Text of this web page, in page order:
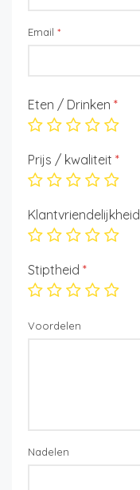
Email *
Eten / Drinken *
Prijs / kwaliteit *
Klantvriendelijkheid
Stiptheid *
Voordelen
Nadelen